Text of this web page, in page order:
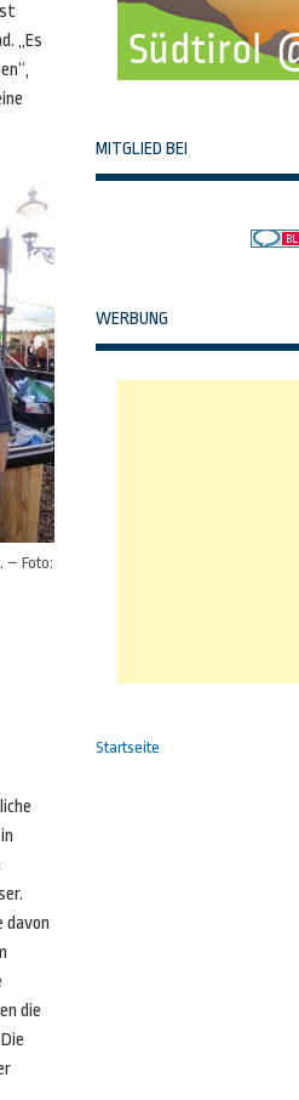
„Es
– Foto:
davon
die
MITGLIED BEI
WERBUNG
Startseite